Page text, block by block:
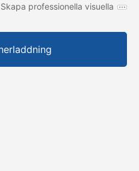
professionella visuella